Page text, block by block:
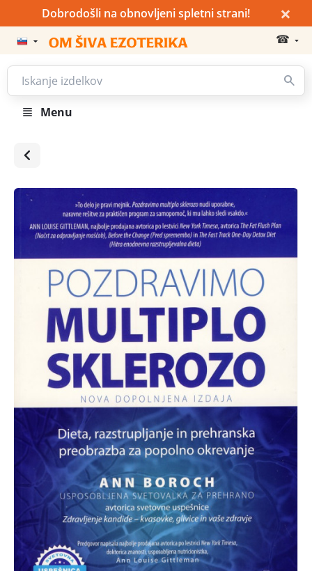
Dobrodošli na obnovljeni spletni strani! ×
☎
Menu